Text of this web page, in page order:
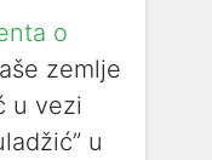
o
zemlje
u vezi
u